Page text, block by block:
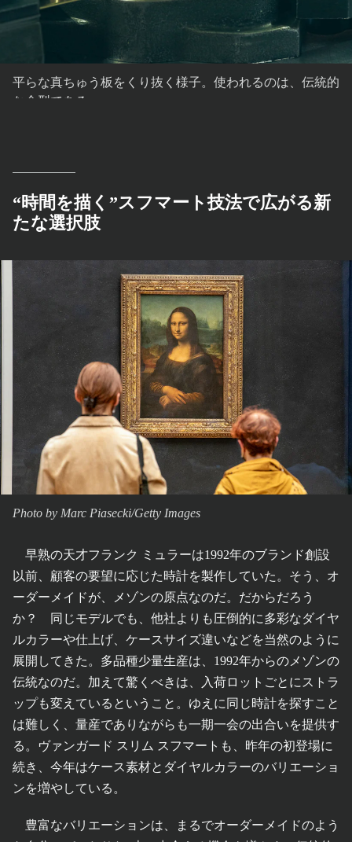
平らな真ちゅう板をくり抜く様子。使われるのは、伝統的
な金型である。
“時間を描く”スフマート技法で広がる新
たな選択肢
Photo by Marc Piasecki/Getty Images
早熟の天才フランク ミュラーは1992年のブランド創設
以前、顧客の要望に応じた時計を製作していた。そう、オ
ーダーメイドが、メゾンの原点なのだ。だからだろう
か？ 同じモデルでも、他社よりも圧倒的に多彩なダイヤ
ルカラーや仕上げ、ケースサイズ違いなどを当然のように
展開してきた。多品種少量生産は、1992年からのメゾンの
伝統なのだ。加えて驚くべきは、入荷ロットごとにストラ
ップも変えているということ。ゆえに同じ時計を探すこと
は難しく、量産でありながらも一期一会の出合いを提供す
る。ヴァンガード スリム スフマートも、昨年の初登場に
続き、今年はケース素材とダイヤルカラーのバリエーショ
ンを増やしている。
豊富なバリエーションは、まるでオーダーメイドのよう